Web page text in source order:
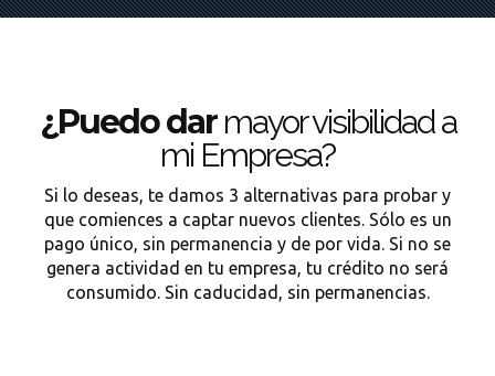
¿Puedo dar mayor visibilidad a
mi Empresa?
Si lo deseas, te damos 3 alternativas para probar y
que comiences a captar nuevos clientes. Sólo es un
pago único, sin permanencia y de por vida. Si no se
genera actividad en tu empresa, tu crédito no será
consumido. Sin caducidad, sin permanencias.